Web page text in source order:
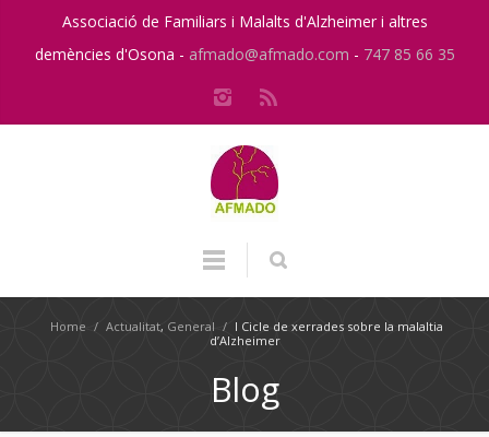
Associació de Familiars i Malalts d'Alzheimer i altres
demències d'Osona - afmado@afmado.com - 747 85 66 35
Home / Actualitat, General / I Cicle de xerrades sobre la malaltia
d’Alzheimer
Blog